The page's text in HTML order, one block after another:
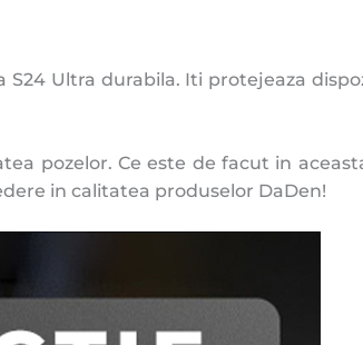
Ultra durabila. Iti protejeaza
pozelor. Ce este de facut in
in calitatea produselor DaDen!